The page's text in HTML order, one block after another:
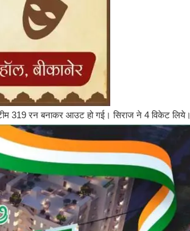
319 रन बनाकर आउट हो गई। सिराज ने 4 विकेट लिये।